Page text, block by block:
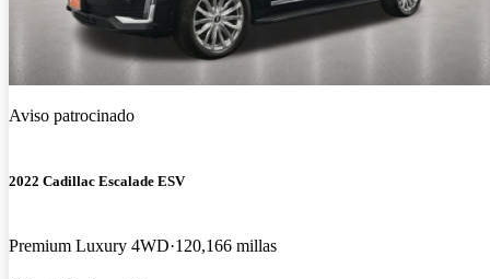
Aviso patrocinado
2022 Cadillac Escalade ESV
Premium Luxury 4WD 120,166 millas